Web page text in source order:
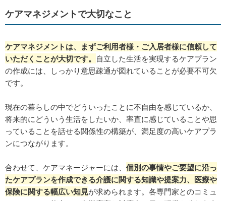
ケアマネジメントで大切なこと
ケアマネジメントは、まずご利用者様・ご入居者様に信頼して
いただくことが大切です。 自立した生活を実現するケアプラン
の作成には、しっかり意思疎通が図れていることが必要不可欠
です。
現在の暮らしの中でどういったことに不自由を感じているか、
将来的にどういう生活をしたいか、率直に感じていることや思
っていることを話せる関係性の構築が、満足度の高いケアプラ
ンにつながります。
合わせて、ケアマネージャーには、 個別の事情やご要望に沿っ
たケアプランを作成できる介護に関する知識や提案力、医療や
保険に関する幅広い知見が求められます。各専門家とのコミュ